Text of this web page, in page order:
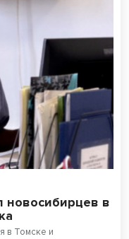
новосибирцев в
в Томске и